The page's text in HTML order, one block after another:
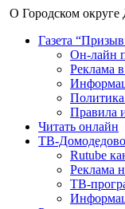
О Городском округе
Газета
Он-лайн
Реклама в
Правила
Читать онлайн
ТВ-Домодедово
Rutube
Реклама
ТВ-